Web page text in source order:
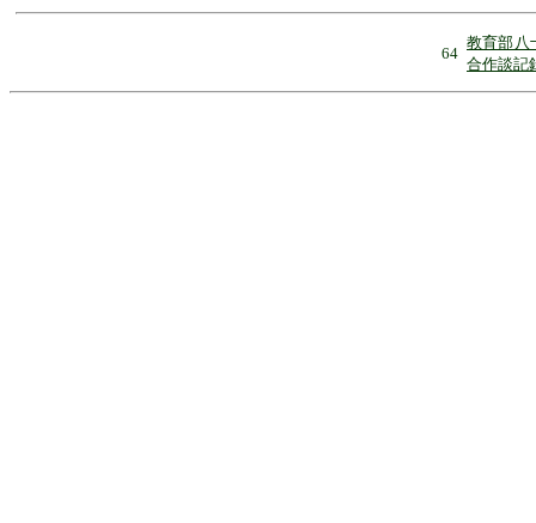
64
教育部八
合作談記